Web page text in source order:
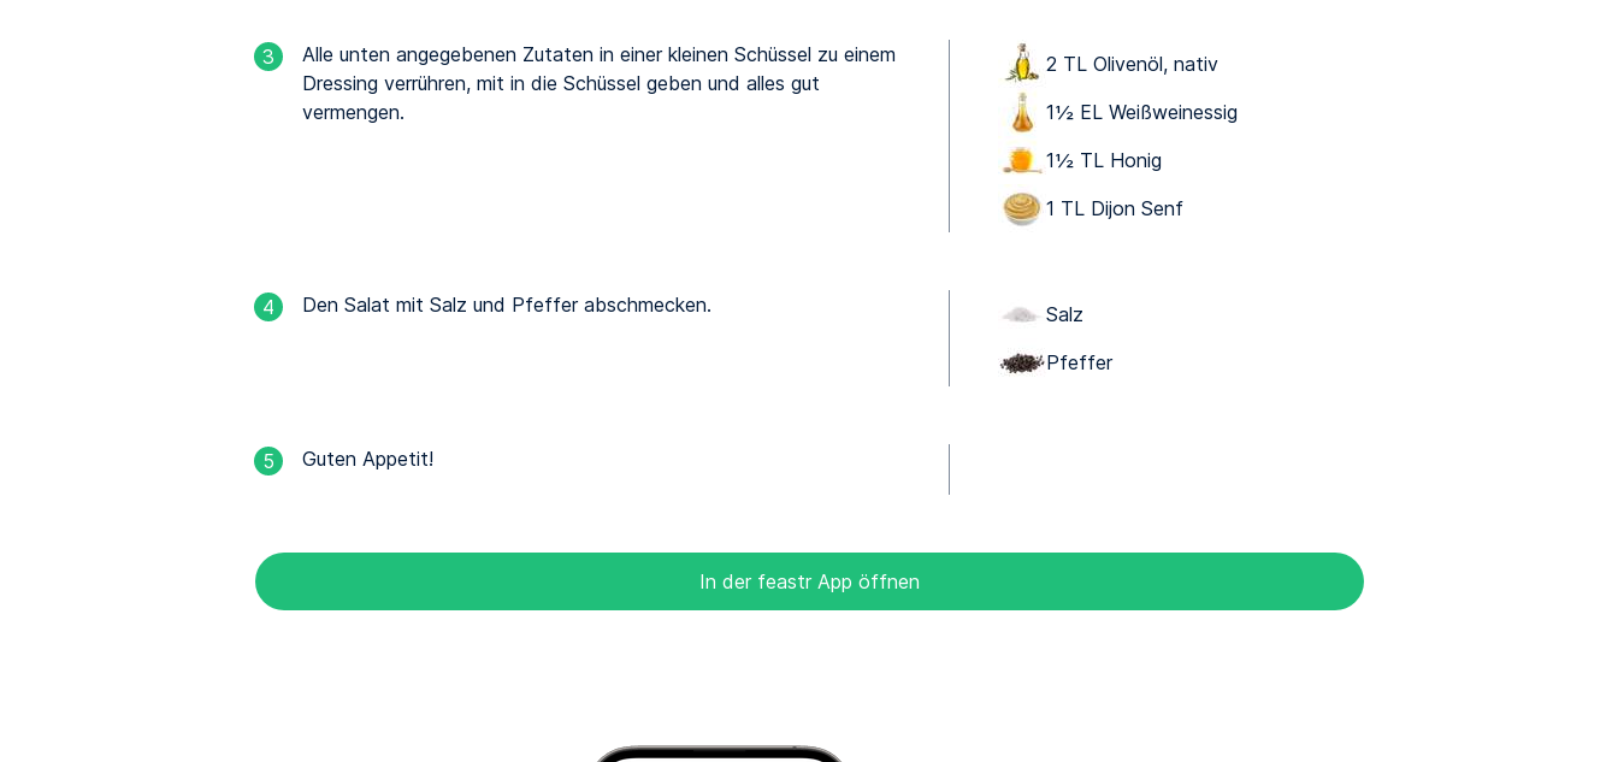
3
Alle unten angegebenen Zutaten in einer kleinen Schüssel zu einem
Dressing verrühren, mit in die Schüssel geben und alles gut
vermengen.
2 TL Olivenöl, nativ
1 ⁠½ EL Weißweinessig
1 ⁠½ TL Honig
1 TL Dijon Senf
4 Den Salat mit Salz und Pfeffer abschmecken.
Salz
Pfeffer
5 Guten Appetit!
In der feastr App öffnen